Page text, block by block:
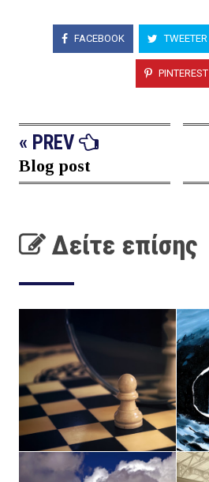
FACEBOOK TWEETER
PINTEREST
« PREV
Blog post
Δείτε επίσης